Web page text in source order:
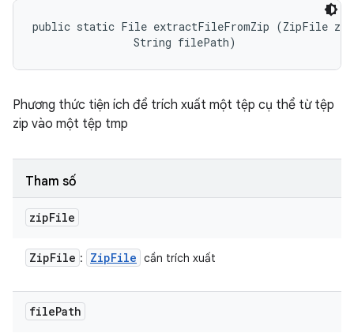
public static File extractFileFromZip (ZipFile
                String filePath)
Phương thức tiện ích để trích xuất một tệp cụ thể từ tệp
zip vào một tệp tmp
Tham số
zipFile
ZipFile : ZipFile cần trích xuất
filePath